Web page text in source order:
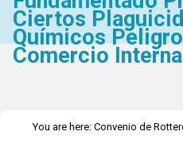
Ciertos
Químicos
Comercio
You are here: Convenio de